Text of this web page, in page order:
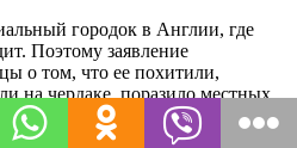
городок в Англии, где
Поэтому заявление
о том, что ее похитили,
на чердаке, поразило местных
взяла у девушки
подробно, вплоть до трещины